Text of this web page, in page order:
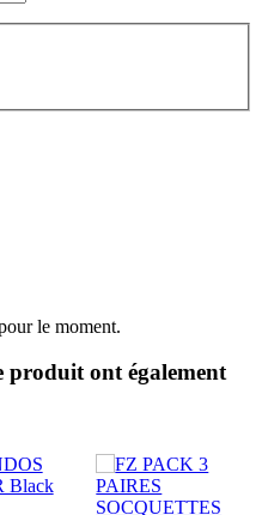
le moment.
produit ont également